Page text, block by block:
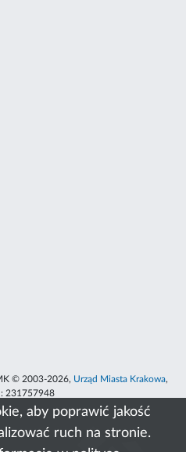
aby poprawić jakość
ruch na stronie.
© 2003-2026, Urząd Miasta Krakowa,
231757948